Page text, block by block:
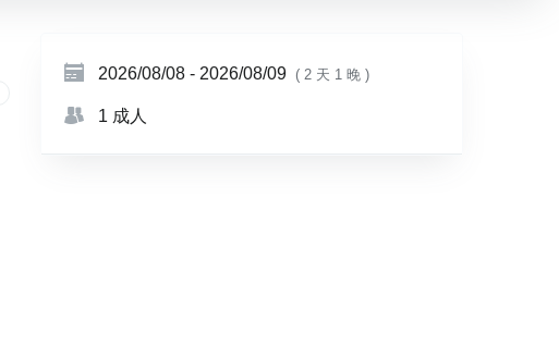
2026/08/08 - 2026/08/09 ( 2 天 1 晚 )
1 成人